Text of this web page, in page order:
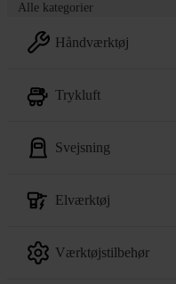
Alle kategorier
håndværktøj
trykluft
svejsning
elværktøj
værktøjstilbehør